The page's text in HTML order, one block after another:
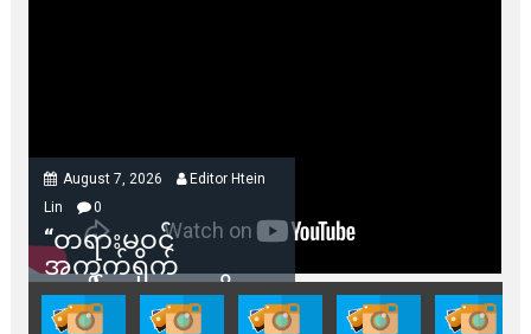
August 7, 2026
Editor Htein
Lin
0
“တရားမဝင်
အကွက်ရိုက်
ရောင်းချမှုတွေကို
သက်ဆိုင်ရာတာဝန်ရှိ